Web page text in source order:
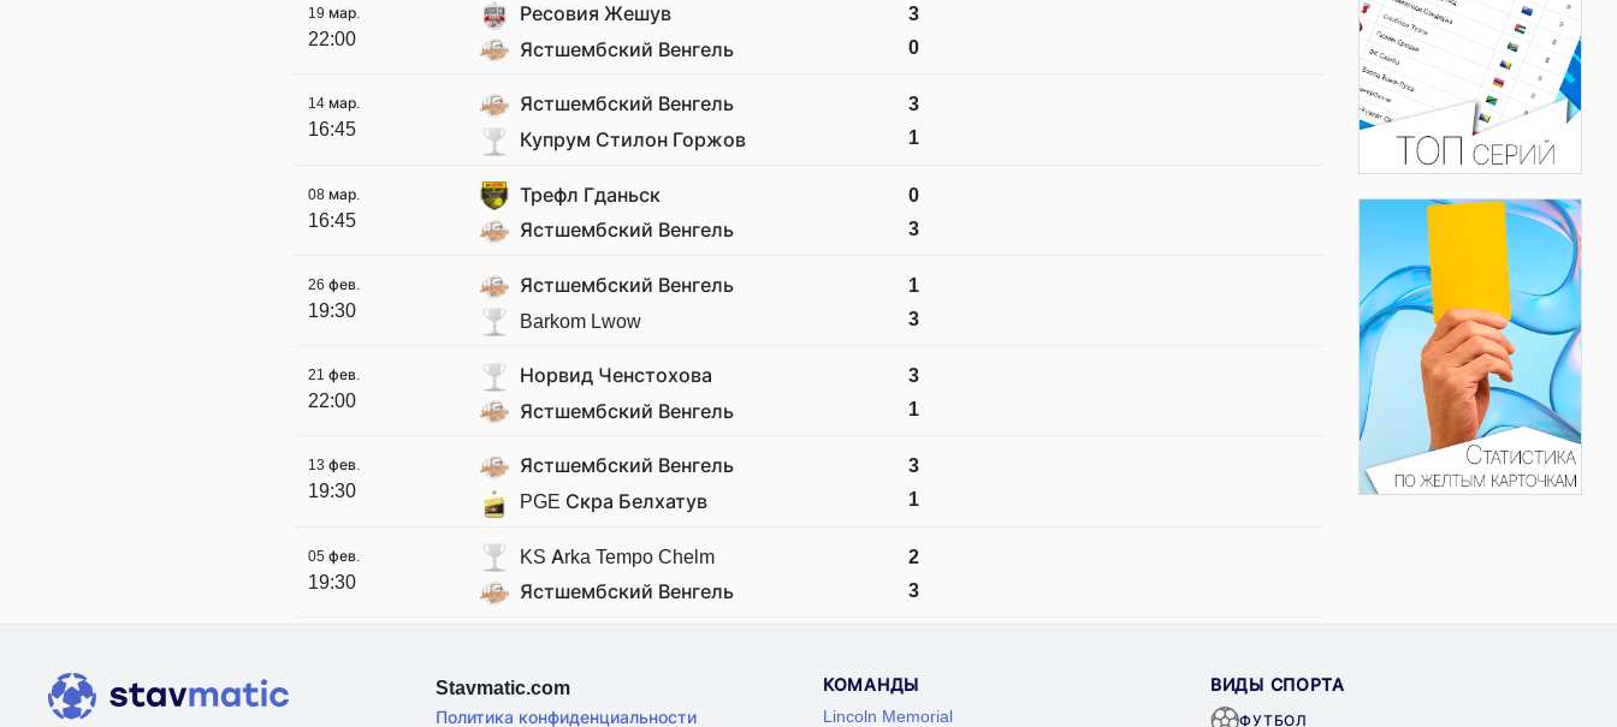
19 мар.
22:00
Ресовия Жешув
Ястшембский Венгель
3
0
14 мар.
16:45
Ястшембский Венгель
Купрум Стилон Горжов
3
1
08 мар.
16:45
Трефл Гданьск
Ястшембский Венгель
0
3
26 фев.
19:30
Ястшембский Венгель
Barkom Lwow
1
3
21 фев.
22:00
Норвид Ченстохова
Ястшембский Венгель
3
1
13 фев.
19:30
Ястшембский Венгель
PGE Скра Белхатув
3
1
05 фев.
19:30
KS Arka Tempo Chelm
Ястшембский Венгель
2
3
Stavmatic.com
Политика конфиденциальности
КОМАНДЫ
Lincoln Memorial
ВИДЫ СПОРТА
ФУТБОЛ